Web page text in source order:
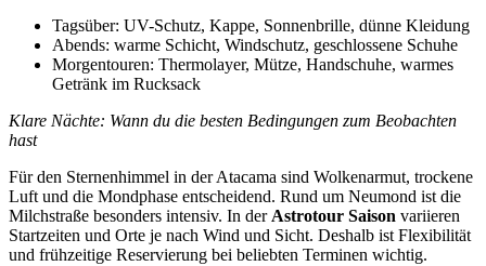
Tagsüber: UV-Schutz, Kappe, Sonnenbrille, dünne Kleidung
Abends: warme Schicht, Windschutz, geschlossene Schuhe
Morgentouren: Thermolayer, Mütze, Handschuhe, warmes
Getränk im Rucksack
Klare Nächte: Wann du die besten Bedingungen zum Beobachten
hast
Für den Sternenhimmel in der Atacama sind Wolkenarmut, trockene
Luft und die Mondphase entscheidend. Rund um Neumond ist die
Milchstraße besonders intensiv. In der Astrotour Saison variieren
Startzeiten und Orte je nach Wind und Sicht. Deshalb ist Flexibilität
und frühzeitige Reservierung bei beliebten Terminen wichtig.